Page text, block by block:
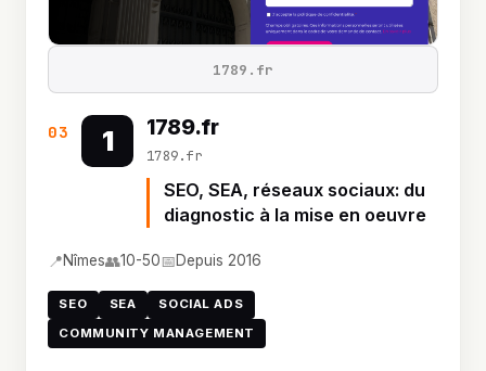
03 1 1789.fr
1789.fr
SEO, SEA, réseaux sociaux: du
diagnostic à la mise en oeuvre
📍Nîmes👥10-50📅Depuis 2016
SEO SEA
SOCIAL ADS
COMMUNITY MANAGEMENT
1789.fr